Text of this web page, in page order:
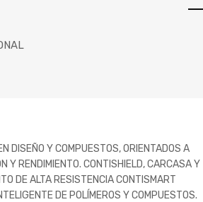
DISEÑO Y COMPUESTOS, ORIENTADOS A
Y RENDIMIENTO. CONTISHIELD, CARCASA Y
DE ALTA RESISTENCIA CONTISMART
DE POLÍMEROS Y COMPUESTOS.